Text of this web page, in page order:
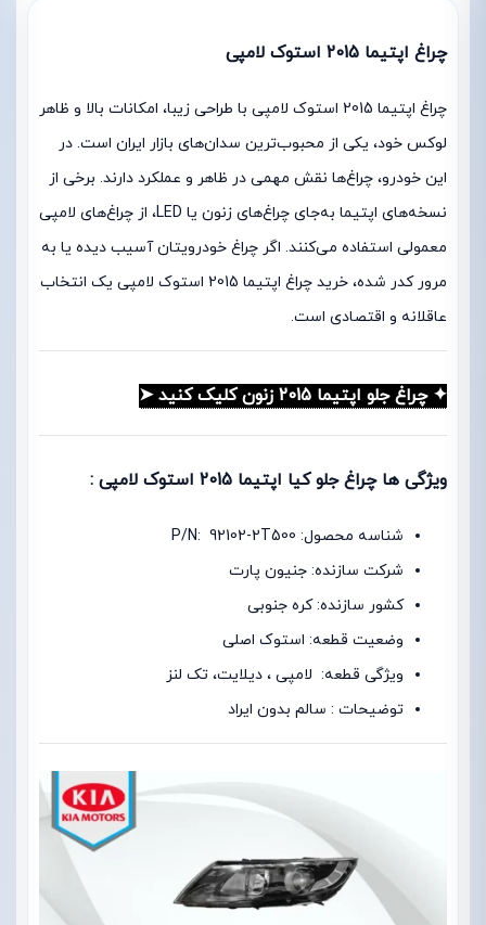
چراغ اپتیما 2015 استوک لامپی
چراغ اپتیما 2015 استوک لامپی با طراحی زیبا، امکانات بالا و ظاهر
لوکس خود، یکی از محبوب‌ترین سدان‌های بازار ایران است. در
این خودرو، چراغ‌ها نقش مهمی در ظاهر و عملکرد دارند. برخی از
نسخه‌های اپتیما به‌جای چراغ‌های زنون یا LED، از چراغ‌های لامپی
معمولی استفاده می‌کنند. اگر چراغ خودرویتان آسیب دیده یا به
مرور کدر شده، خرید چراغ اپتیما 2015 استوک لامپی یک انتخاب
عاقلانه و اقتصادی است.
✦ چراغ جلو اپتیما 2015 زنون کلیک کنید ➤
ویژگی ها چراغ جلو کیا اپتیما 2015 استوک لامپی :
شناسه محصول: P/N: 92102-2T500
شرکت سازنده: جنیون پارت
کشور سازنده: کره جنوبی
وضعیت قطعه: استوک اصلی
ویژگی قطعه: لامپی ، دیلایت، تک لنز
توضیحات : سالم بدون ایراد